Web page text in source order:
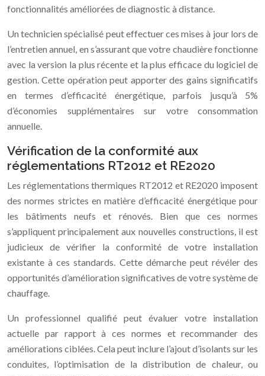
fonctionnalités améliorées de diagnostic à distance.
Un technicien spécialisé peut effectuer ces mises à jour lors de
l’entretien annuel, en s’assurant que votre chaudière fonctionne
avec la version la plus récente et la plus efficace du logiciel de
gestion. Cette opération peut apporter des gains significatifs
en termes d’efficacité énergétique, parfois jusqu’à 5%
d’économies supplémentaires sur votre consommation
annuelle.
Vérification de la conformité aux
réglementations RT2012 et RE2020
Les réglementations thermiques RT2012 et RE2020 imposent
des normes strictes en matière d’efficacité énergétique pour
les bâtiments neufs et rénovés. Bien que ces normes
s’appliquent principalement aux nouvelles constructions, il est
judicieux de vérifier la conformité de votre installation
existante à ces standards. Cette démarche peut révéler des
opportunités d’amélioration significatives de votre système de
chauffage.
Un professionnel qualifié peut évaluer votre installation
actuelle par rapport à ces normes et recommander des
améliorations ciblées. Cela peut inclure l’ajout d’isolants sur les
conduites, l’optimisation de la distribution de chaleur, ou